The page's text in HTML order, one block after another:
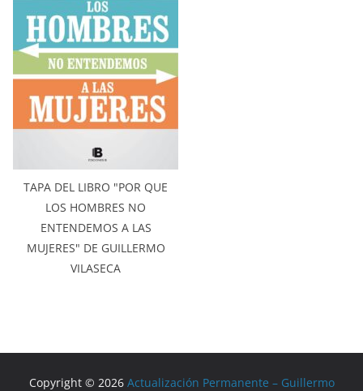
TAPA DEL LIBRO "POR QUE
LOS HOMBRES NO
ENTENDEMOS A LAS
MUJERES" DE GUILLERMO
VILASECA
Copyright © 2026 Actualización Permanente – Guillermo